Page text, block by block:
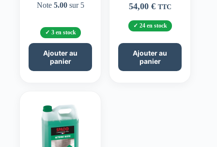
Note 5.00sur 5
3 en stock
Ajouter au
panier
54,00 € TTC
24 en stock
Ajouter au
panier